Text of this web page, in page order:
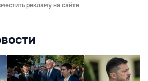
рекламу на сайте